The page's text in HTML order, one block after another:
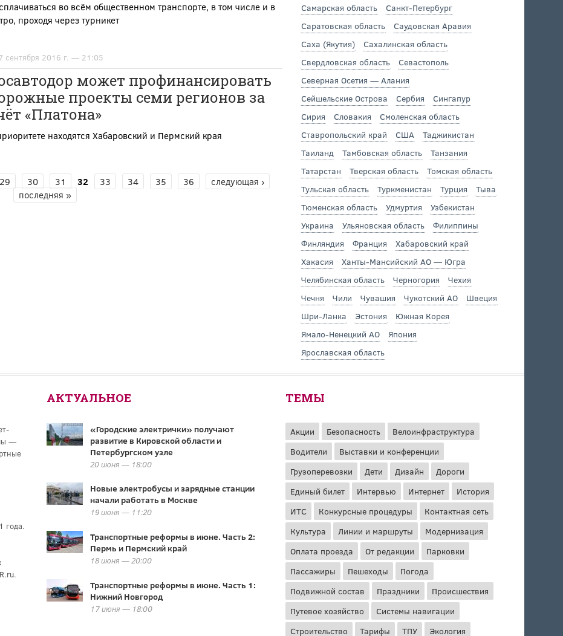
во всём общественном транспорте, в том числе и в
проходя через турникет
сентября 2016 г. — 21:05
может профинансировать
проекты семи регионов за
«Платона»
находятся Хабаровский и Пермский края
29 30 31 32 33 34 35 36
следующая ›
последняя »
Самарская область
Санкт-Петербург
Саратовская область
Саудовская Аравия
Саха (Якутия)
Сахалинская область
Свердловская область
Севастополь
Северная Осетия — Алания
Сейшельские Острова
Сербия
Сингапур
Сирия
Словакия
Смоленская область
Ставропольский край
США
Таджикистан
Таиланд
Тамбовская область
Танзания
Татарстан
Тверская область
Томская область
Тульская область
Туркменистан Турция
Тыва
Тюменская область
Удмуртия
Узбекистан
Украина
Ульяновская область
Филиппины
Финляндия
Франция
Хабаровский край
Хакасия
Ханты-Мансийский АО — Югра
Челябинская область
Черногория
Чехия
Чечня
Чили Чувашия Чукотский АО
Швеция
Шри-Ланка
Эстония
Южная Корея
Ямало-Ненецкий АО
Япония
Ярославская область
—
года.
АКТУАЛЬНОЕ
«Городские электрички» получают
развитие в Кировской области и
Петербургском узле
20 июня — 18:00
Новые электробусы и зарядные станции
начали работать в Москве
19 июня — 11:20
Транспортные реформы в июне. Часть 2:
Пермь и Пермский край
18 июня — 20:00
Транспортные реформы в июне. Часть 1:
Нижний Новгород
17 июня — 18:00
ТЕМЫ
Акции Безопасность
Велоинфраструктура
Водители
Выставки и конференции
Грузоперевозки
Дети Дизайн
Дороги
Единый билет
Интервью Интернет
История
ИТС
Конкурсные процедуры
Контактная сеть
Культура
Линии и маршруты
Модернизация
Оплата проезда
От редакции
Парковки
Пассажиры
Пешеходы
Погода
Подвижной состав
Праздники
Происшествия
Путевое хозяйство
Системы навигации
Строительство
Тарифы ТПУ Экология